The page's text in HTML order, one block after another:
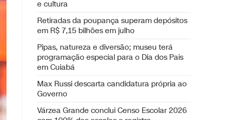
e cultura
Retiradas da poupança superam depósitos
em R$ 7,15 bilhões em julho
Pipas, natureza e diversão; museu terá
programação especial para o Dia dos Pais
em Cuiabá
Max Russi descarta candidatura própria ao
Governo
Várzea Grande conclui Censo Escolar 2026